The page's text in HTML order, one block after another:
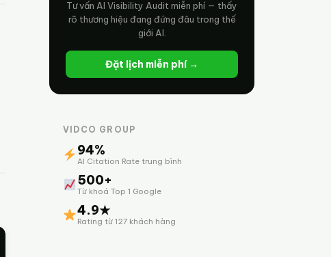
Tư vấn AI Visibility Audit miễn phí — thấy
rõ thương hiệu đang đứng đâu trong thế
giới AI.
Đặt lịch miễn phí →
VIDCO GROUP
94%
AI Citation Rate trung bình
500+
Từ khoá Top 1 Google
4.9★
Rating từ 127 khách hàng